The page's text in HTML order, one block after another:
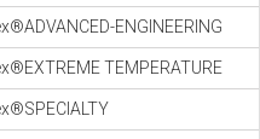
ENGINEERING
TEMPERATURE